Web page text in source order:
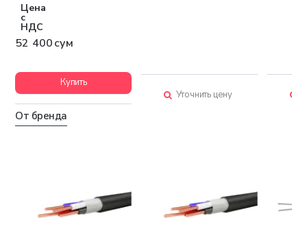
Цена
с
НДС
52 400 сум
Купить
Уточнить цену
От бренда